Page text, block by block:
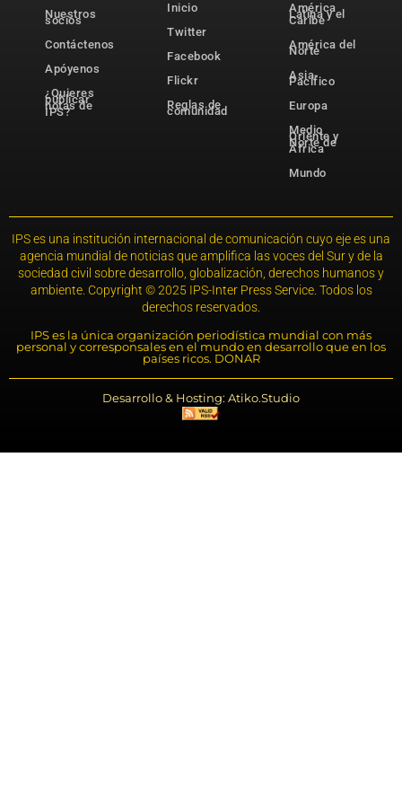
Nuestros
socios
Contáctenos
Apóyenos
¿Quieres
publicar
notas de
IPS?
Inicio
Twitter
Facebook
Flickr
Reglas de
comunidad
América
Latina y el
Caribe
América del
Norte
Asia-
Pacífico
Europa
Medio
Oriente y
Norte de
África
Mundo
IPS es una institución internacional de comunicación cuyo eje es una
agencia mundial de noticias que amplifica las voces del Sur y de la
sociedad civil sobre desarrollo, globalización, derechos humanos y
ambiente. Copyright © 2025 IPS-Inter Press Service. Todos los
derechos reservados.
IPS es la única organización periodística mundial con más
personal y corresponsales en el mundo en desarrollo que en los
países ricos. DONAR
Desarrollo & Hosting: Atiko.Studio